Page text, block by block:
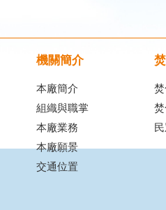
機關簡介
本廠簡介
組織與職掌
本廠業務
本廠願景
交通位置